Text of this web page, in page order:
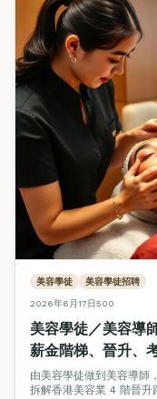
美容學徒 美容學徒招聘
2026年6月17日500
美容學徒／美容導
薪金階梯、晉升、
由美容學徒做到美容導師
拆解香港美容業 4 階晉升